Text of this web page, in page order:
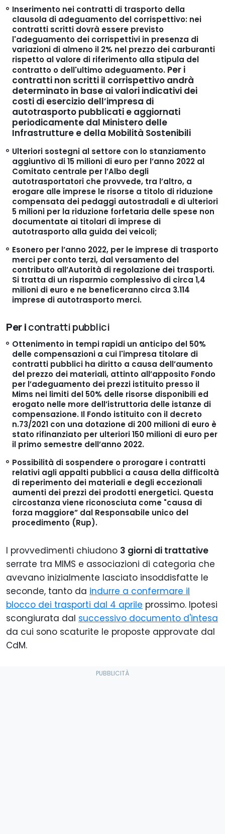
Inserimento nei contratti di trasporto della
clausola di adeguamento del corrispettivo: nei
contratti scritti dovrà essere previsto
l'adeguamento dei corrispettivi in presenza di
variazioni di almeno il 2% nel prezzo dei carburanti
rispetto al valore di riferimento alla stipula del
contratto o dell'ultimo adeguamento. Per i
contratti non scritti il corrispettivo andrà
determinato in base ai valori indicativi dei
costi di esercizio dell’impresa di
autotrasporto pubblicati e aggiornati
periodicamente dal Ministero delle
Infrastrutture e della Mobilità Sostenibili
Ulteriori sostegni al settore con lo stanziamento
aggiuntivo di 15 milioni di euro per l’anno 2022 al
Comitato centrale per l’Albo degli
autotrasportatori che provvede, tra l’altro, a
erogare alle imprese le risorse a titolo di riduzione
compensata dei pedaggi autostradali e di ulteriori
5 milioni per la riduzione forfetaria delle spese non
documentate ai titolari di imprese di
autotrasporto alla guida dei veicoli;
Esonero per l’anno 2022, per le imprese di trasporto
merci per conto terzi, dal versamento del
contributo all’Autorità di regolazione dei trasporti.
Si tratta di un risparmio complessivo di circa 1,4
milioni di euro e ne beneficeranno circa 3.114
imprese di autotrasporto merci.
Per icontratti pubblici
Ottenimento in tempi rapidi un anticipo del 50%
delle compensazioni a cui l'impresa titolare di
contratti pubblici ha diritto a causa dell’aumento
del prezzo dei materiali, attinto all’apposito Fondo
per l’adeguamento dei prezzi istituito presso il
Mims nei limiti del 50% delle risorse disponibili ed
erogato nelle more dell’istruttoria delle istanze di
compensazione. Il Fondo istituito con il decreto
n.73/2021 con una dotazione di 200 milioni di euro è
stato rifinanziato per ulteriori 150 milioni di euro per
il primo semestre dell’anno 2022.
Possibilità di sospendere o prorogare i contratti
relativi agli appalti pubblici a causa della difficoltà
di reperimento dei materiali e degli eccezionali
aumenti dei prezzi dei prodotti energetici. Questa
circostanza viene riconosciuta come "causa di
forza maggiore” dal Responsabile unico del
procedimento (Rup).
I provvedimenti chiudono 3 giorni di trattative
serrate tra MIMS e associazioni di categoria che
avevano inizialmente lasciato insoddisfatte le
seconde, tanto da indurre a confermare il
blocco dei trasporti dal 4 aprile prossimo. Ipotesi
scongiurata dal successivo documento d'intesa
da cui sono scaturite le proposte approvate dal
CdM.